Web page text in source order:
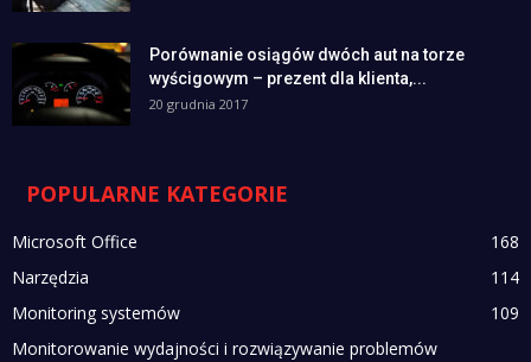
Porównanie osiągów dwóch aut na torze
wyścigowym – prezent dla klienta,...
20 grudnia 2017
POPULARNE KATEGORIE
Microsoft Office
168
Narzędzia
114
Monitoring systemów
109
Monitorowanie wydajności i rozwiązywanie problemów